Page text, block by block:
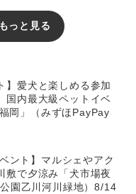
っと見る
】愛犬と楽しめる参加
国内最大級ペットイベ
岡」（みずほPayPay
ント】マルシェやアク
敷で夕涼み「犬市場夜
園乙川河川緑地）8/14